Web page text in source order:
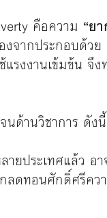
คือความ “ย
ากประกอบด้วย
งงานเข้มข้น จึ
นด้านวิชาการ ดังนี้
ประเทศแล้ว อ
ลดทอนศักดิ์ศรีค